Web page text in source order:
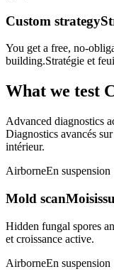
Custom strategy
You get a free, no-
building.Stratégie et
What we test
Advanced diagnostics
Diagnostics avancés
intérieur.
AirborneEn suspension
Mold scan
Hidden fungal spores
et croissance active.
AirborneEn suspension